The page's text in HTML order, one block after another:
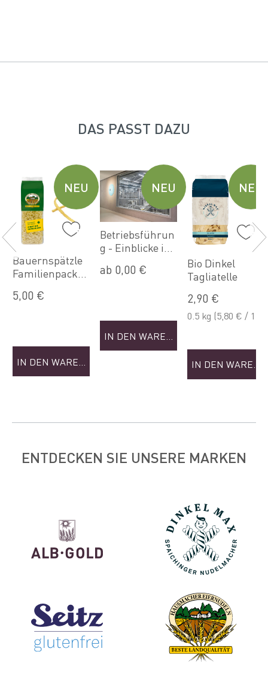
DAS PASST DAZU
NEU
Bauernspätzle
Familienpacku
5,00 €
IN DEN WARENKORB
NEU
Betriebsführun
g - Einblicke in
Nudeln (Sep)
ab 0,00 €
IN DEN WARENKORB
NEU
Bio Dinkel
Tagliatelle
2,90 €
0.5 kg (5,80 € / 1
IN DEN
ENTDECKEN SIE UNSERE MARKEN